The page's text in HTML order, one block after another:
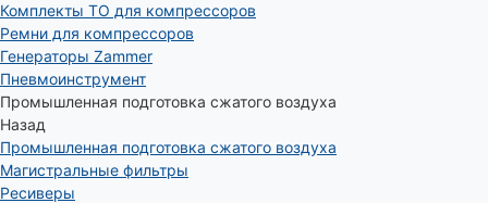
Комплекты ТО для компрессоров
Ремни для компрессоров
Генераторы Zammer
Пневмоинструмент
Промышленная подготовка сжатого воздуха
Назад
Промышленная подготовка сжатого воздуха
Магистральные фильтры
Ресиверы